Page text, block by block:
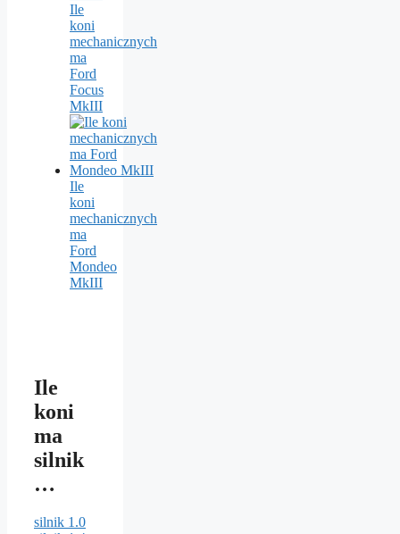
Ile
koni
mechanicznych
ma
Ford
Focus
MkIII
Ile
koni
mechanicznych
ma
Ford
Mondeo
MkIII
Ile
koni
ma
silnik
…
silnik 1.0